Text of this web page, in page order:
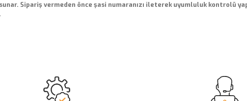
Sipariş vermeden önce şasi numaranızı ileterek uyumluluk kontrolü